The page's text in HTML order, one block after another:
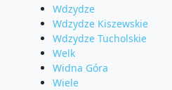
Wdzydze
Wdzydze Kiszewskie
Wdzydze Tucholskie
Welk
Widna Góra
Wiele